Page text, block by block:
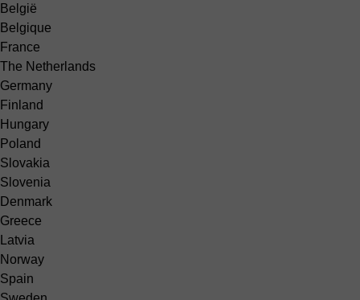
België
Belgique
France
The Netherlands
Germany
Finland
Hungary
Poland
Slovakia
Slovenia
Denmark
Greece
Latvia
Norway
Spain